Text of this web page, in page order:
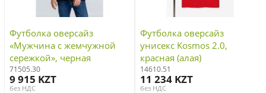
Футболка оверсайз
«Мужчина с жемчужной
сережкой», черная
71505.30
9 915 KZT
без НДС
Футболка оверсайз
унисекс Kosmos 2.0,
красная (алая)
14610.51
11 234 KZT
без НДС